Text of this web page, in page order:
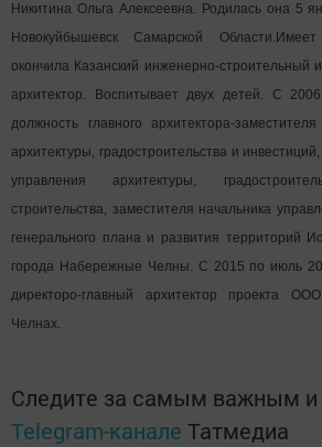
Никитина Ольга Алексеевна. Родилась она 5
Новокуйбышевск Самарской
окончила Казанский инженерно-строительный
архитектор. Воспитывает двух детей. С
должность главного архитектора-
архитектуры, градостроительства и
управления архитектуры,
строительства, заместителя начальника
генерального плана и развития территорий
города Набережные Челны. С 2015 по июль
директоро-главный архитектор проекта
Челнах.
Следите за самым важным и
Telegram-канале Татмедиа